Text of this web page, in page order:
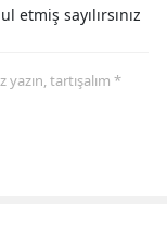
etmiş sayılırsınız
tartışalım *